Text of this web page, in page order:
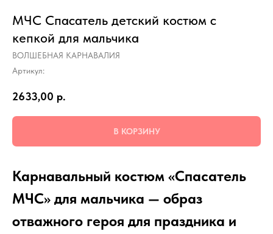
МЧС Спасатель детский костюм с
кепкой для мальчика
ВОЛШЕБНАЯ КАРНАВАЛИЯ
Артикул:
2633,00 р.
В КОРЗИНУ
Карнавальный костюм «Спасатель
МЧС» для мальчика — образ
отважного героя для праздника и